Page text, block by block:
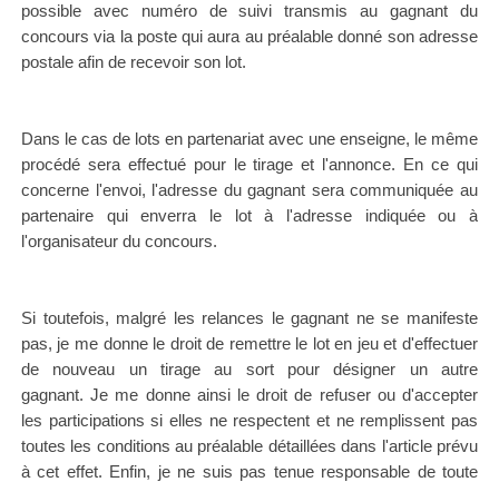
possible avec numéro de suivi transmis au gagnant du
concours via la poste qui aura au préalable donné son adresse
postale afin de recevoir son lot.
Dans le cas de lots en partenariat avec une enseigne, le même
procédé sera effectué pour le tirage et l'annonce. En ce qui
concerne l'envoi, l'adresse du gagnant sera communiquée au
partenaire qui enverra le lot à l'adresse indiquée ou à
l'organisateur du concours.
Si toutefois, malgré les relances le gagnant ne se manifeste
pas, je me donne le droit de remettre le lot en jeu et d'effectuer
de nouveau un tirage au sort pour désigner un autre
gagnant.Je me donne ainsi le droit de refuser ou d'accepter
les participations si elles ne respectent et ne remplissent pas
toutes les conditions au préalable détaillées dans l'article prévu
à cet effet. Enfin, je ne suis pas tenue responsable de toute